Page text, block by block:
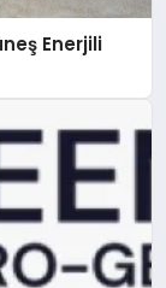
Enerjili